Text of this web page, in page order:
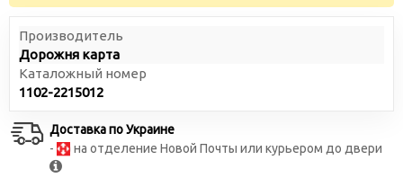
Производитель
Дорожня карта
Каталожный номер
1102-2215012
Доставка по Украине
-
на отделение Новой Почты или курьером до двери